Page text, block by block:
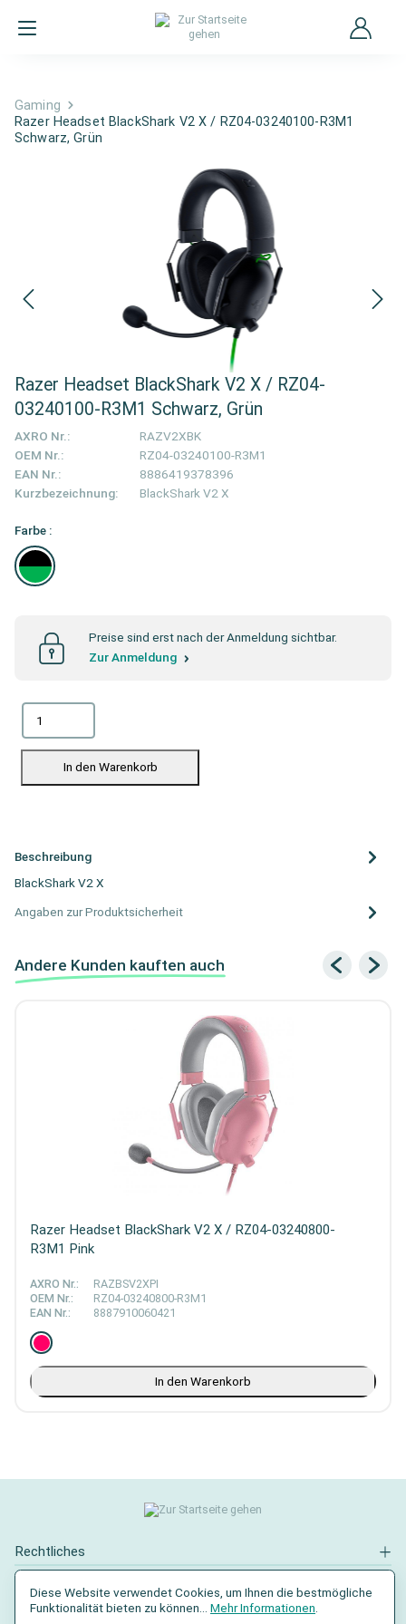
Gaming
Razer Headset BlackShark V2 X / RZ04-03240100-R3M1
Schwarz, Grün
Razer Headset BlackShark V2 X / RZ04-
03240100-R3M1 Schwarz, Grün
AXRO Nr.:
RAZV2XBK
OEM Nr.:
RZ04-03240100-R3M1
EAN Nr.:
8886419378396
Kurzbezeichnung:
BlackShark V2 X
Farbe :
Preise sind erst nach der Anmeldung sichtbar.
Zur Anmeldung
In den Warenkorb
Beschreibung
BlackShark V2 X
Angaben zur Produktsicherheit
Andere Kunden kauften auch
Razer Headset BlackShark V2 X / RZ04-03240800-
R3M1 Pink
AXRO Nr.:
RAZBSV2XPI
OEM Nr.:
RZ04-03240800-R3M1
EAN Nr.:
8887910060421
In den Warenkorb
Rechtliches
Kontakt
Diese Website verwendet Cookies, um Ihnen die bestmögliche
Funktionalität bieten zu können... Mehr Informationen